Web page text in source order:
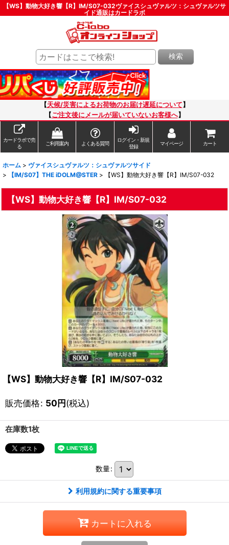
【WS】動物大好き響【R】IM/S07-032ヴァイスシュヴァルツ：シュヴァルツサ
イド通販はカードラボ
検索
【天候/災害によるお荷物のお届け遅延について 】
【ご注文後にメールが届いていないお客様へ】
カードラボで売
る
ご利用案内 よくある質問
ログイン・新規
登録
マイページ カート
ホーム > ヴァイスシュヴァルツ：シュヴァルツサイド
>
【IM/S07】THE iDOLM@STER > 【WS】動物大好き響【R】IM/S07-032
【WS】動物大好き響【R】IM/S07-032
【WS】動物大好き響【R】IM/S07-032
販売価格: 50円(税込)
在庫数1枚
数量:
利用規約に関する重要事項
カートに入れる